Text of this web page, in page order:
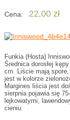
Cena: 22,00 zł
Funkia (Hosta)
Średnica dorosłej
cm. Liście mają
jest w kolorze
Margines liścia jest
sierpnia pojawia się
lejkowatymi,
cieniu.